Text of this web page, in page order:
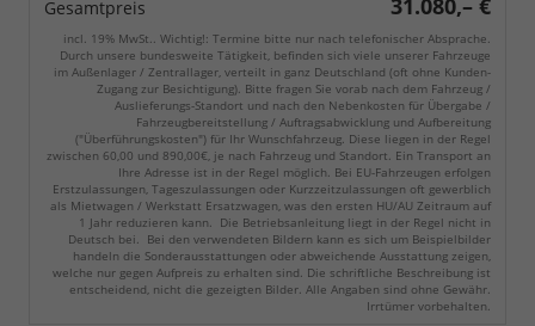
Gesamtpreis
incl. 19% MwSt.. Wichtig!: Termine bitte nur nach telefonischer Absprache.
Durch unsere bundesweite Tätigkeit, befinden sich viele unserer Fahrzeuge
im Außenlager / Zentrallager, verteilt in ganz Deutschland (oft ohne Kunden-
Zugang zur Besichtigung). Bitte fragen Sie vorab nach dem Fahrzeug /
Auslieferungs-Standort und nach den Nebenkosten für Übergabe /
Fahrzeugbereitstellung / Auftragsabwicklung und Aufbereitung
("Überführungskosten") für Ihr Wunschfahrzeug. Diese liegen in der Regel
zwischen 60,00 und 890,00€, je nach Fahrzeug und Standort. Ein Transport an
Ihre Adresse ist in der Regel möglich. Bei EU-Fahrzeugen erfolgen
Erstzulassungen, Tageszulassungen oder Kurzzeitzulassungen oft gewerblich
als Mietwagen / Werkstatt Ersatzwagen, was den ersten HU/AU Zeitraum auf
1 Jahr reduzieren kann. Die Betriebsanleitung liegt in der Regel nicht in
Deutsch bei. Bei den verwendeten Bildern kann es sich um Beispielbilder
handeln die Sonderausstattungen oder abweichende Ausstattung zeigen,
welche nur gegen Aufpreis zu erhalten sind. Die schriftliche Beschreibung ist
entscheidend, nicht die gezeigten Bilder. Alle Angaben sind ohne Gewähr.
Irrtümer vorbehalten.